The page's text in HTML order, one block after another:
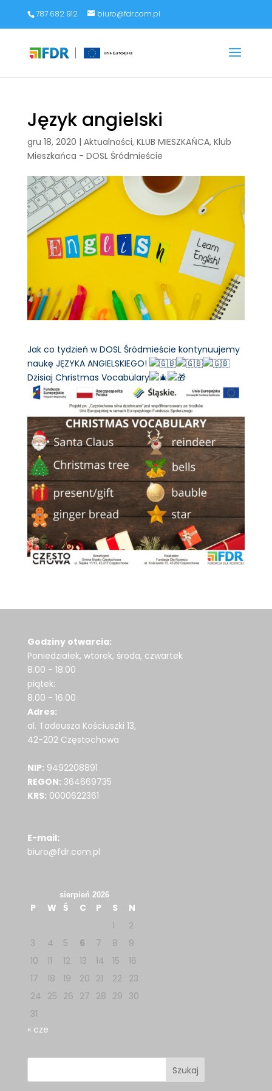
787 682 912 biuro@fdr.com.pl
Język angielski
gru 18, 2020 | Aktualności, KLUB MIESZKAŃCA, Klub
Mieszkańca - DOSL Śródmieście
Jak co tydzień w DOSL Śródmieście kontynuujemy
naukę JĘZYKA ANGIELSKIEGO!
Dzisiaj Christmas Vocabulary
Godziny otwarcia:
Poniedziałek, wtorek, środa, czwartek
8.00 - 18.00
piątek:
8.00 - 16.00
Adres:
al. Tadeusza Kościuszki 13,
42-202 Częstochowa
NIP: 9492208891
REGON: 364669735
KRS: 0000622361
E-mail:
biuro@fdr.com.pl
sierpień 2026
P W Ś C P S
N
1
2
3
4 5 6 7 8
9
10
11 12 13 14 15
16
17
18 19 20 21 22
23
24 25 26 27 28 29 30
31
« cze